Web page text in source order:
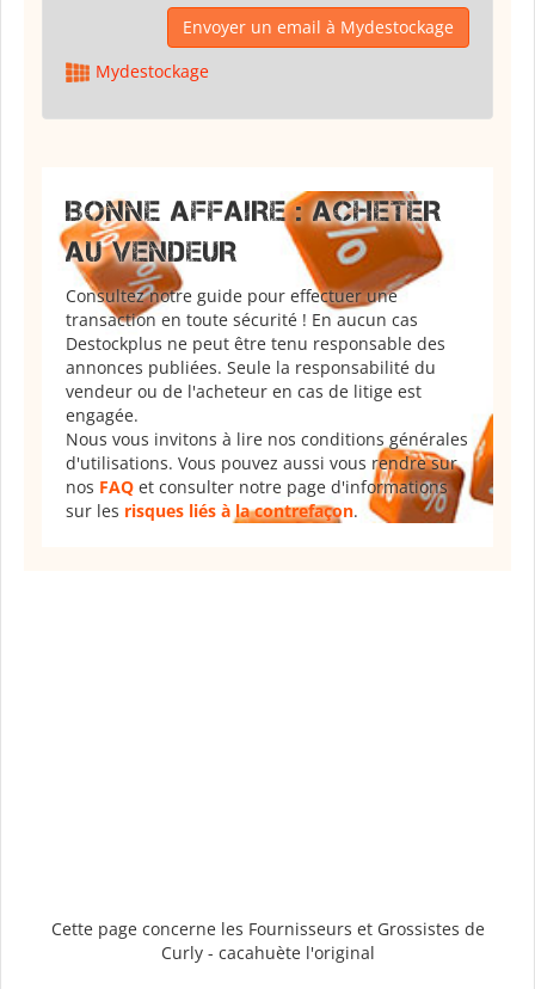
Envoyer un email à Mydestockage
Mydestockage
BONNE AFFAIRE : ACHETER
AU VENDEUR
Consultez notre guide pour effectuer une
transaction en toute sécurité ! En aucun cas
Destockplus ne peut être tenu responsable des
annonces publiées. Seule la responsabilité du
vendeur ou de l'acheteur en cas de litige est
engagée.
Nous vous invitons à lire nos conditions générales
d'utilisations. Vous pouvez aussi vous rendre sur
nos FAQ et consulter notre page d'informations
sur les risques liés à la contrefaçon.
Cette page concerne les Fournisseurs et Grossistes de
Curly - cacahuète l'original